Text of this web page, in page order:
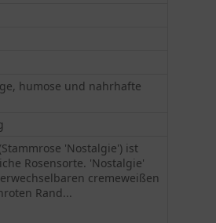
humose und nahrhafte
'Nostalgie') ist
Rosensorte. 'Nostalgie'
cremeweißen
Rand...